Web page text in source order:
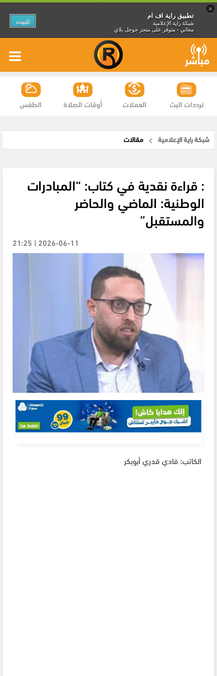
×
تطبيق راية اف ام
شبكة راية الإعلامية
مجاني - متوفر على متجر جوجل بلاي
تثبيت
الطقس أوقات الصلاة العملات ترددات البث
شبكة راية الإعلامية مقالات
: قراءة نقدية في كتاب: “المبادرات
الوطنية: الماضي والحاضر
والمستقبل”
2026-06-11 | 21:25
الكاتب: فادي قدري أبوبكر